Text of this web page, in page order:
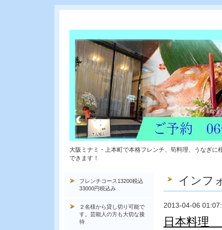
大阪ミナミ・上本町で本格フレンチ、筍料理、うなぎ
できます！
インフ
2013-04-06
日本料理
フレンチコース13200税込
33000円税込み
２名様から貸し切り可能で
す。芸能人の方も大切な接
待